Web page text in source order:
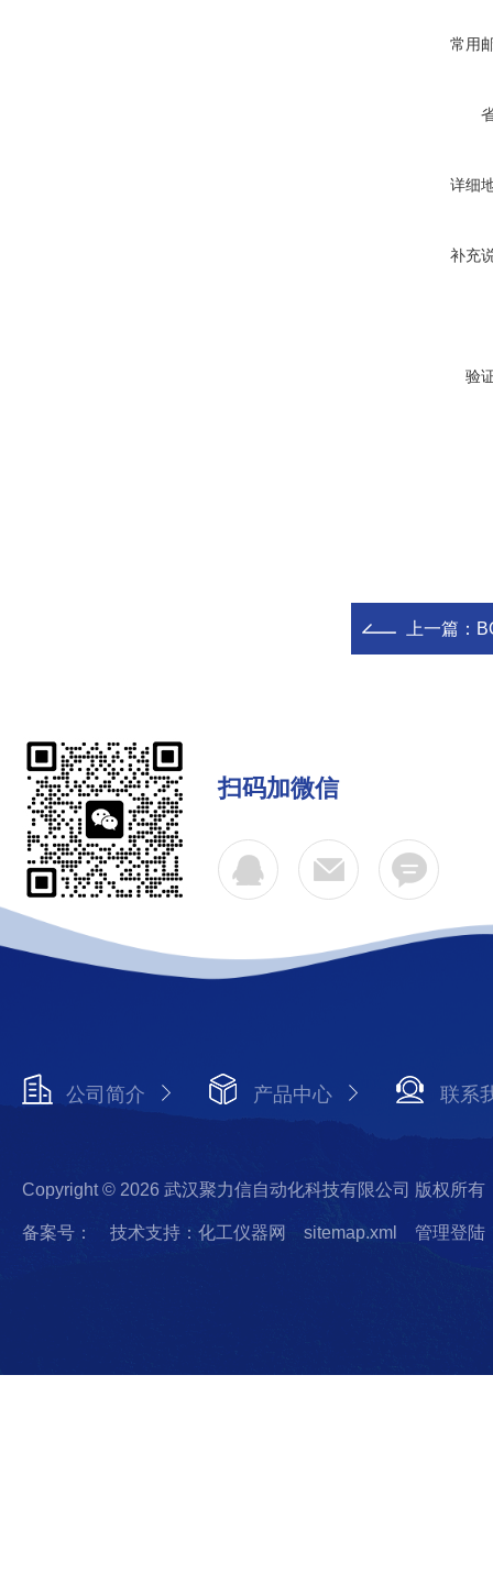
常用
详细
补充
验
上一篇：
扫码加微信
公司简介 产品中心 联系
Copyright © 2026 武汉聚力信自动化科技有限公司 版权所有
备案号： 技术支持：化工仪器网 sitemap.xml 管理登陆